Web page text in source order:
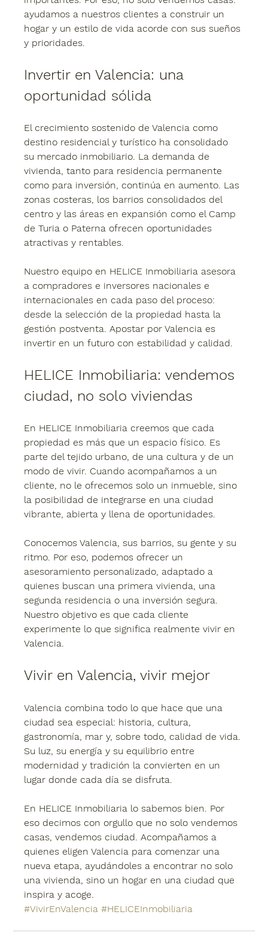
ayudamos a nuestros clientes a construir un
hogar y un estilo de vida acorde con sus sueños
y prioridades.
Invertir en Valencia: una
oportunidad sólida
El crecimiento sostenido de Valencia como
destino residencial y turístico ha consolidado
su mercado inmobiliario. La demanda de
vivienda, tanto para residencia permanente
como para inversión, continúa en aumento. Las
zonas costeras, los barrios consolidados del
centro y las áreas en expansión como el Camp
de Turia o Paterna ofrecen oportunidades
atractivas y rentables.
Nuestro equipo en HELICE Inmobiliaria asesora
a compradores e inversores nacionales e
internacionales en cada paso del proceso:
desde la selección de la propiedad hasta la
gestión postventa. Apostar por Valencia es
invertir en un futuro con estabilidad y calidad.
HELICE Inmobiliaria: vendemos
ciudad, no solo viviendas
En HELICE Inmobiliaria creemos que cada
propiedad es más que un espacio físico. Es
parte del tejido urbano, de una cultura y de un
modo de vivir. Cuando acompañamos a un
cliente, no le ofrecemos solo un inmueble, sino
la posibilidad de integrarse en una ciudad
vibrante, abierta y llena de oportunidades.
Conocemos Valencia, sus barrios, su gente y su
ritmo. Por eso, podemos ofrecer un
asesoramiento personalizado, adaptado a
quienes buscan una primera vivienda, una
segunda residencia o una inversión segura.
Nuestro objetivo es que cada cliente
experimente lo que significa realmente vivir en
Valencia
Vivir en Valencia, vivir mejor
Valencia combina todo lo que hace que una
ciudad sea especial: historia, cultura,
gastronomía, mar y, sobre todo, calidad de vida.
Su luz, su energía y su equilibrio entre
modernidad y tradición la convierten en un
lugar donde cada día se disfruta.
En HELICE Inmobiliaria lo sabemos bien. Por
eso decimos con orgullo que no solo vendemos
casas, vendemos ciudad . Acompañamos a
quienes eligen Valencia para comenzar una
nueva etapa, ayudándoles a encontrar no solo
una vivienda, sino un hogar en una ciudad que
inspira y acoge.
#VivirEnValencia #HELICEInmobiliaria